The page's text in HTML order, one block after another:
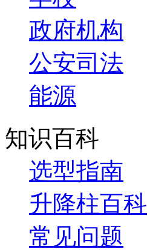
政府机构
公安司法
能源
知识百科
选型指南
升降柱百科
常见问题